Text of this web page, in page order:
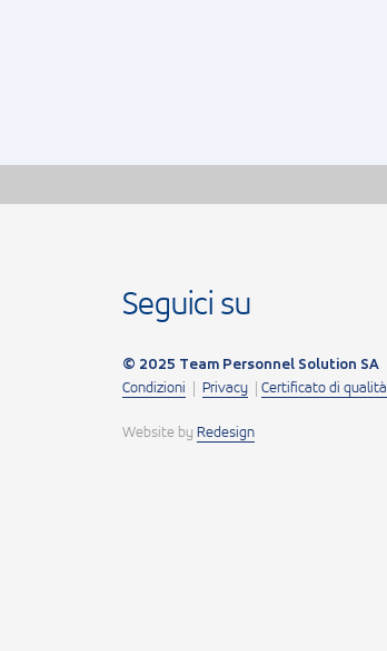
Seguici su
© 2025 Team Personnel Solution SA
Condizioni | Privacy| Certificato di qualità
Website by Redesign